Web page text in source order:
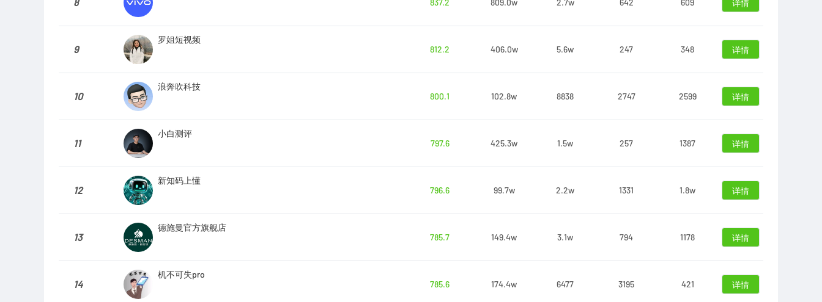
8
837.2
809.0w 2.7w 642 609 详情
9
罗姐短视频
812.2
406.0w 5.6w 247 348 详情
10
浪奔吹科技
800.1
102.8w 8838 2747 2599 详情
11
小白测评
797.6
425.3w 1.5w 257 1387 详情
12
新知码上懂
796.6
99.7w 2.2w 1331 1.8w 详情
13
德施曼官方旗舰店
785.7
149.4w 3.1w 794 1178 详情
14
机不可失pro
785.6
174.4w 6477 3195 421 详情